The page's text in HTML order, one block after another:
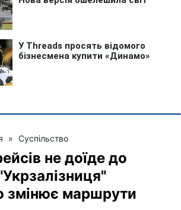
» Суспільство
не доїде до
змінює маршрути